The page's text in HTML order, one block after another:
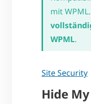
mit
WPML.
Site Security
Hide